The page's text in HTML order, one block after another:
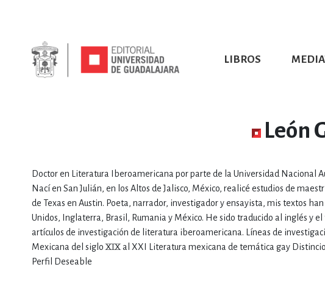
LIBROS
TODOS LOS LIBROS
SOBRE NOSOTROS HISTORIA
CONSULTA,
León
Doctor en Literatura Iberoamericana por parte de la Universidad Nacional
Nací en San Julián, en los Altos de Jalisco, México, realicé estudios de
de Texas en Austin. Poeta, narrador, investigador y ensayista, mis textos
Unidos, Inglaterra, Brasil, Rumania y México. He sido traducido al inglés y
artículos de investigación de literatura iberoamericana. Líneas de
Mexicana del siglo XIX al XXI Literatura mexicana de temática gay
Perfil Deseable